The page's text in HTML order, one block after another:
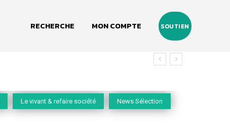
RECHERCHE MON COMPTE SOUTIEN
Le vivant & refaire société News Sélection